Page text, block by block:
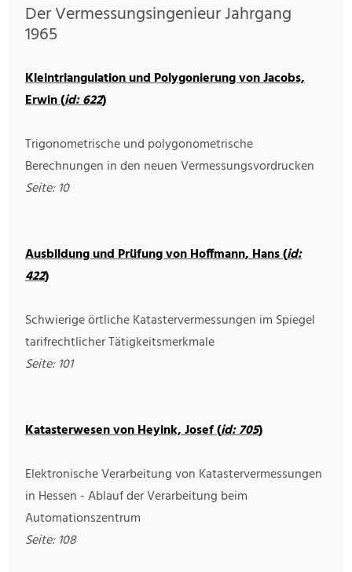
Der Vermessungsingenieur Jahrgang
1965
Kleintriangulation und Polygonierung von Jacobs,
Erwin (id: 622)
Trigonometrische und polygonometrische
Berechnungen in den neuen Vermessungsvordrucken
Seite: 10
Ausbildung und Prüfung von Hoffmann, Hans (id:
422)
Schwierige örtliche Katastervermessungen im Spiegel
tarifrechtlicher Tätigkeitsmerkmale
Seite: 101
Katasterwesen von Heyink, Josef (id: 705)
Elektronische Verarbeitung von Katastervermessungen
in Hessen - Ablauf der Verarbeitung beim
Automationszentrum
Seite: 108